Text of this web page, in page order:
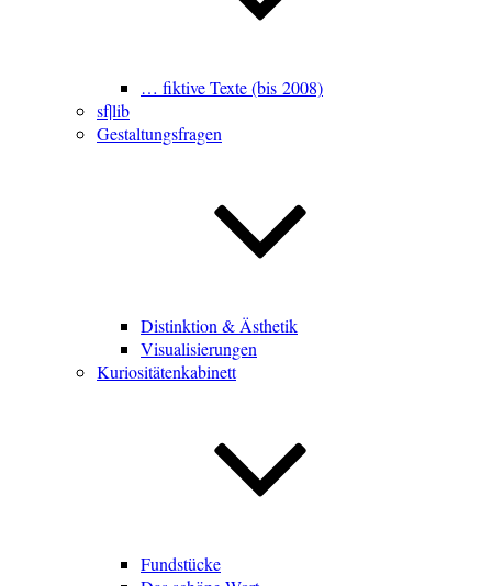
… fiktive Texte (bis 2008)
sf|lib
Gestaltungsfragen
Distinktion & Ästhetik
Visualisierungen
Kuriositätenkabinett
Fundstücke